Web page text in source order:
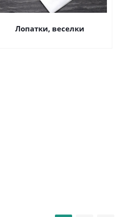
Лопатки, веселки